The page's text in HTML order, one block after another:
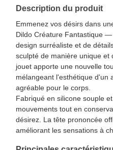
Description du produit
Emmenez vos désirs dans
Dildo Créature Fantastique
design surréaliste et de
sculpté de manière unique et
jouet apporte une nouvelle
mélangeant l'esthétique d'un
agréable pour le corps.
Fabriqué en silicone souple
mouvements tout en
désirez. La tête prononcée
améliorant les sensations à